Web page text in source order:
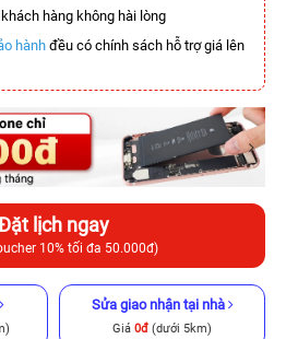
hàng không hài lòng
hànhđều có chính sách hỗ trợ giá lên
lịch ngay
10% tối đa 50.000đ)
Sửa giao nhận tại nhà
Giá 0đ (dưới 5km)